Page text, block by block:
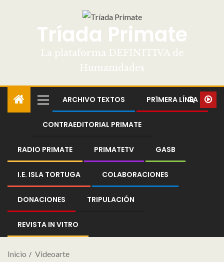
Tríada Primate
La plataforma DEFINITIVA de
Humanidades
ARCHIVO TEXTOS PR1MERA LÍNEA
CONTRAEDITORIAL PRIMATE
RADIO PRIMATE PRIMATETV GASB
I.E. ISLA TORTUGA COLABORACIONES
DONACIONES TRIPULACIÓN
REVISTA IN VITRO
Inicio Videoarte